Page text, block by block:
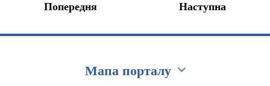
Попередня Наступна
Мапа порталу